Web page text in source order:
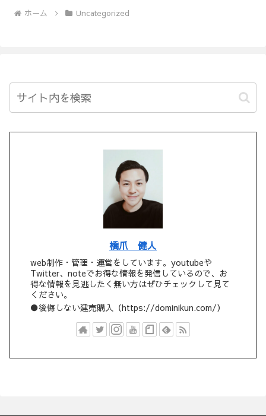
ホーム Uncategorized
橋爪 健人
web制作・管理・運営をしています。youtubeや
Twitter、noteでお得な情報を発信しているので、お
得な情報を見逃したく無い方はぜひチェックして見て
ください。
●後悔しない建売購入（https://dominikun.com/）